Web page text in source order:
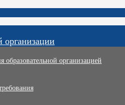
организации
образовательной организацией